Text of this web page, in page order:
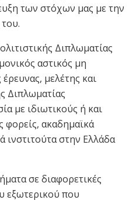
των στόχων μας με την
Διπλωματίας
αστικός μη
μελέτης και
Διπλωματίας
με ιδιωτικούς ή και
φορείς, ακαδημαϊκά
ινστιτούτα στην Ελλάδα
σε διαφορετικές
εξωτερικού που